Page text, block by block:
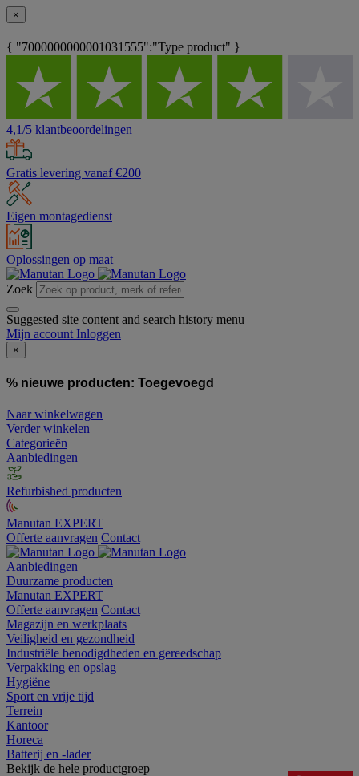
×
{ "7000000000001031555":"Type product" }
4,1/5 klantbeoordelingen
Gratis levering vanaf €200
Eigen montagedienst
Oplossingen op maat
Zoek
Suggested site content and search history menu
Mijn account Inloggen
×
% nieuwe producten: Toegevoegd
Naar winkelwagen
Verder winkelen
Categorieën
Aanbiedingen
Refurbished producten
Manutan EXPERT
Offerte aanvragen Contact
Aanbiedingen
Duurzame producten
Manutan EXPERT
Offerte aanvragen Contact
Magazijn en werkplaats
Veiligheid en gezondheid
Industriële benodigdheden en gereedschap
Verpakking en opslag
Hygiëne
Sport en vrije tijd
Terrein
Kantoor
Horeca
Batterij en -lader
Bekijk de hele productgroep